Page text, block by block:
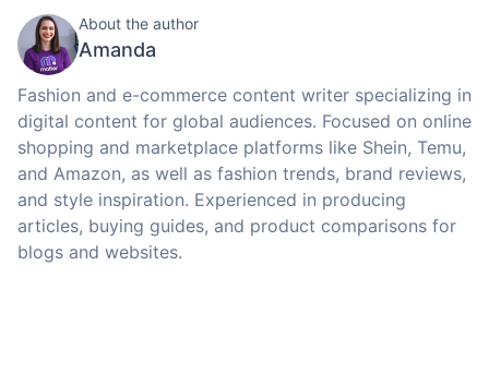
About the author
Amanda
Fashion and e-commerce content writer specializing in
digital content for global audiences. Focused on online
shopping and marketplace platforms like Shein, Temu,
and Amazon, as well as fashion trends, brand reviews,
and style inspiration. Experienced in producing
articles, buying guides, and product comparisons for
blogs and websites.